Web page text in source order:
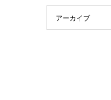
アーカイブ